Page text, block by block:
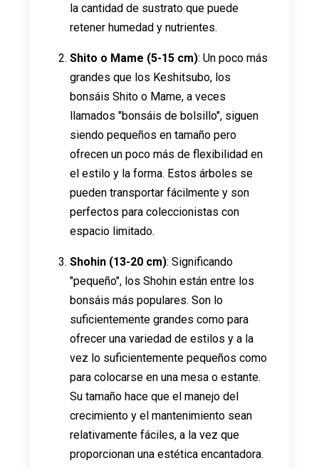
la cantidad de sustrato que puede
retener humedad y nutrientes.
Shito o Mame (5-15 cm): Un poco más
grandes que los Keshitsubo, los
bonsáis Shito o Mame, a veces
llamados "bonsáis de bolsillo", siguen
siendo pequeños en tamaño pero
ofrecen un poco más de flexibilidad en
el estilo y la forma. Estos árboles se
pueden transportar fácilmente y son
perfectos para coleccionistas con
espacio limitado.
Shohin (13-20 cm): Significando
"pequeño", los Shohin están entre los
bonsáis más populares. Son lo
suficientemente grandes como para
ofrecer una variedad de estilos y a la
vez lo suficientemente pequeños como
para colocarse en una mesa o estante.
Su tamaño hace que el manejo del
crecimiento y el mantenimiento sean
relativamente fáciles, a la vez que
proporcionan una estética encantadora.